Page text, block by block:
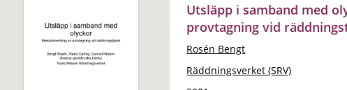
Utsläpp i samband med
provtagning vid
Rosén Bengt
Räddningsverket (SRV)